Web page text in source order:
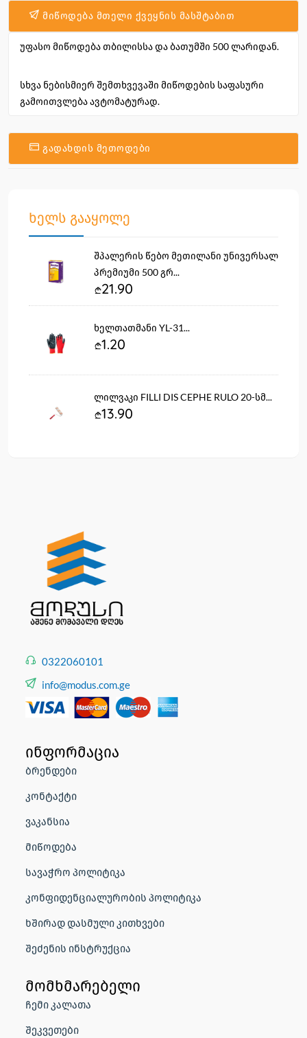
მიწოდება მთელი ქვეყნის მასშტაბით
უფასო მიწოდება თბილისსა და ბათუმში 500 ლარიდან.
სხვა ნებისმიერ შემთხვევაში მიწოდების საფასური
გამოითვლება ავტომატურად.
გადახდის მეთოდები
ხელს გააყოლე
შპალერის წებო მეთილანი უნივერსალ
პრემიუმი 500 გრ...
21.90
ხელთათმანი YL-31...
1.20
ლილვაკი FILLI DIS CEPHE RULO 20-სმ...
13.90
0322060101
info@modus.com.ge
ინფორმაცია
ბრენდები
კონტაქტი
ვაკანსია
მიწოდება
სავაჭრო პოლიტიკა
კონფიდენციალურობის პოლიტიკა
ხშირად დასმული კითხვები
შეძენის ინსტრუქცია
მომხმარებელი
ჩემი კალათა
შეკვეთები